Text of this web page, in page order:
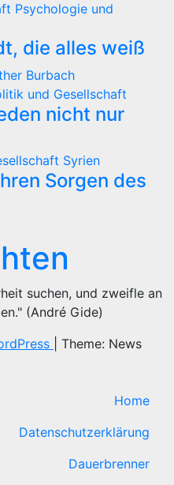
Psychologie und
die alles weiß
Burbach
und Gesellschaft
nicht nur
Syrien
Sorgen des
suchen, und zweifle an
(André Gide)
Theme: News
Home
Datenschutzerklärung
Dauerbrenner